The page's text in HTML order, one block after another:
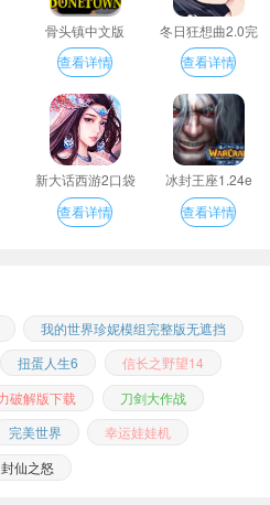
骨头镇中文版
查看详情
冬日狂想曲2.0完
整汉化版
查看详情
新大话西游2口袋
版
查看详情
冰封王座1.24e
查看详情
我的世界珍妮模组完整版无遮挡
扭蛋人生6
信长之野望14
破解版下载
刀剑大作战
完美世界
幸运娃娃机
封仙之怒